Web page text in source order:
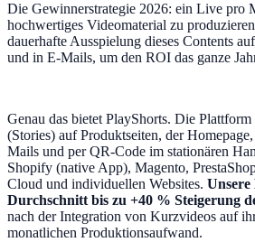
Die Gewinnerstrategie 2026: ein Live pro
hochwertiges Videomaterial zu
dauerhafte Ausspielung dieses Contents
und in E-Mails, um den ROI das ganze
Genau das bietet PlayShorts. Die
(Stories) auf Produktseiten, der
Mails und per QR-Code im stationären
Shopify (native App), Magento,
Cloud und individuellen Websites. Unsere
Durchschnitt bis zu +40 % Steigerung
nach der Integration von Kurzvideos auf
monatlichen Produktionsaufwand.